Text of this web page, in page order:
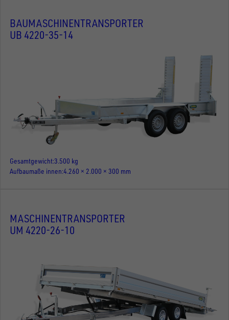
BAUMASCHINENTRANSPORTER
UB 4220-35-14
Gesamtgewicht3.500 kg
Aufbaumaße innen 4.260 × 2.000 × 300 mm
MASCHINENTRANSPORTER
UM 4220-26-10